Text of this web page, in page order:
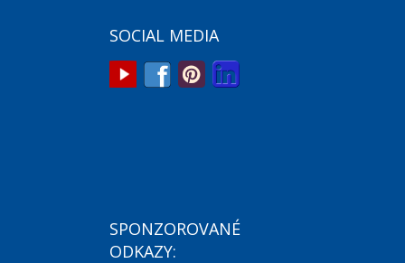
SOCIAL MEDIA
SPONZOROVANÉ
ODKAZY: